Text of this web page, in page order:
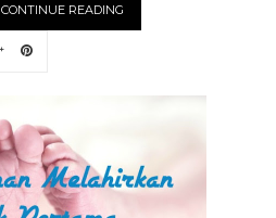
CONTINUE READING